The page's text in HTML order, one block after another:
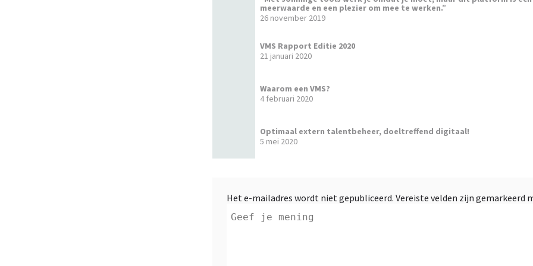
meerwaarde en een plezier om mee te werken.”
26 november 2019
VMS Rapport Editie 2020
21 januari 2020
Waarom een VMS?
4 februari 2020
Optimaal extern talentbeheer, doeltreffend digitaal!
5 mei 2020
Het e-mailadres wordt niet gepubliceerd. Vereiste velden zijn gemarkeerd